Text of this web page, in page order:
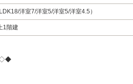
洋室7/洋室5/洋室5/洋室4.5）
1階建
◇◆